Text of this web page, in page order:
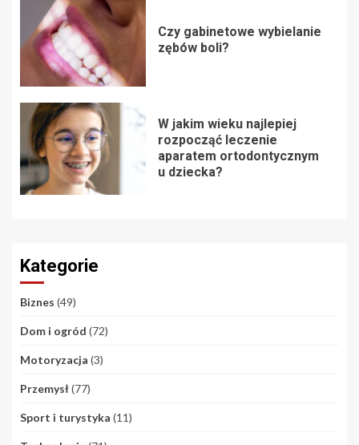
Czy gabinetowe wybielanie
zębów boli?
W jakim wieku najlepiej
rozpocząć leczenie
aparatem ortodontycznym
u dziecka?
Kategorie
Biznes (49)
Dom i ogród (72)
Motoryzacja (3)
Przemysł(77)
Sport i turystyka (11)